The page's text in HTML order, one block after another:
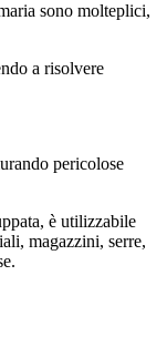
sono molteplici,
a risolvere
pericolose
è utilizzabile
magazzini, serre,